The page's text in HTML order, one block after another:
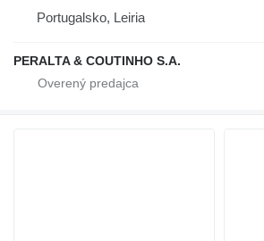
Portugalsko, Leiria
PERALTA & COUTINHO S.A.